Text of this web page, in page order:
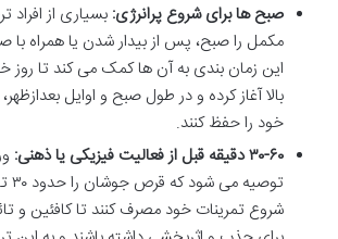
صبح ها برای شروع پرانرژی: بسیاری از
مکمل را صبح، پس از بیدار شدن یا همراه با
این زمان بندی به آن ها کمک می کند تا روز
بالا آغاز کرده و در طول صبح و اوایل
خود را حفظ کنند.
۳۰-۶۰ دقیقه قبل از فعالیت فیزیکی یا ذهنی:
شروع تمرینات خود مصرف کنند تا کافئین و